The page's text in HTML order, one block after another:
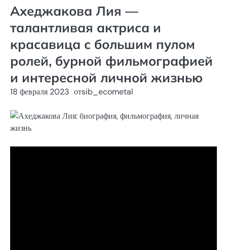
Ахеджакова Лия —
талантливая актриса и
красавица с большим пулом
ролей, бурной фильмографией
и интересной личной жизнью
18 февраля 2023 отsib_ecometal